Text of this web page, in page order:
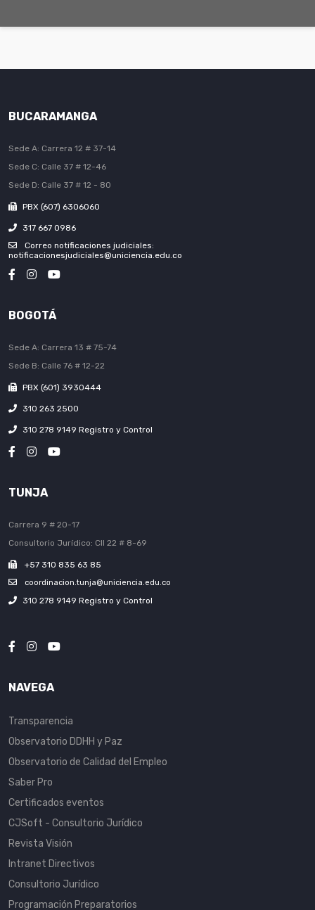
BUCARAMANGA
Sede A: Carrera 12 # 37-14
Sede C: Calle 37 # 12-46
Sede D: Calle 37 # 12 - 80
PBX (607) 6306060
317 667 0986
Correo notificaciones judiciales:
notificacionesjudiciales@uniciencia.edu.co
BOGOTÁ
Sede A: Carrera 13 # 75-74
Sede B: Calle 76 # 12-22
PBX (601) 3930444
310 263 2500
310 278 9149 Registro y Control
TUNJA
Carrera 9 # 20-17
Consultorio Jurídico: Cll 22 # 8-69
+57 310 835 63 85
coordinacion.tunja@uniciencia.edu.co
310 278 9149 Registro y Control
NAVEGA
Transparencia
Observatorio DDHH y Paz
Observatorio de Calidad del Empleo
Saber Pro
Certificados eventos
CJSoft - Consultorio Jurídico
Revista Visión
Intranet Directivos
Consultorio Jurídico
Programación Preparatorios